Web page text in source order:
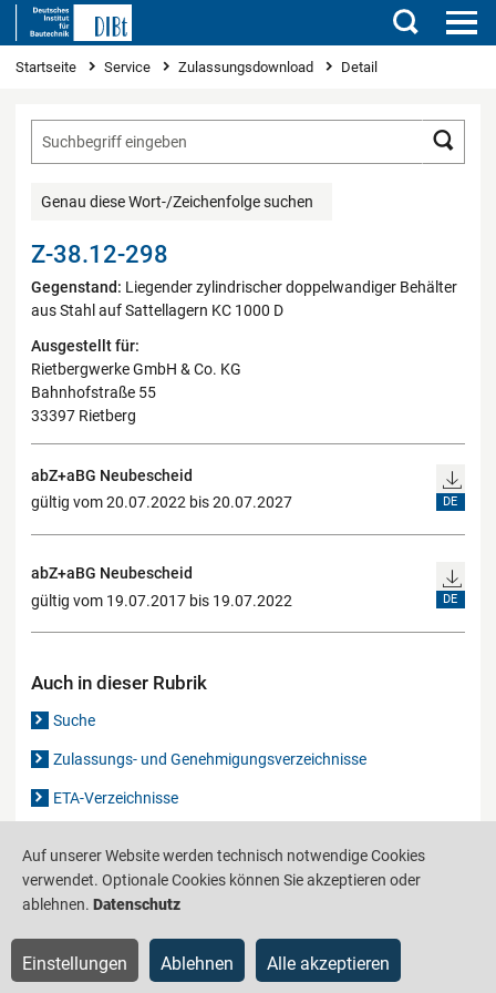
Suchen
Sie sind hier
Startseite Service Zulassungsdownload Detail
Genau diese Wort-/Zeichenfolge suchen
Z-38.12-298
Gegenstand: Liegender zylindrischer doppelwandiger Behälter
aus Stahl auf Sattellagern KC 1000 D
Ausgestellt für:
Rietbergwerke GmbH & Co. KG
Bahnhofstraße 55
33397 Rietberg
abZ+aBG Neubescheid
gültig vom 20.07.2022 bis 20.07.2027
DE
abZ+aBG Neubescheid
gültig vom 19.07.2017 bis 19.07.2022
DE
Auch in dieser Rubrik
Suche
Zulassungs- und Genehmigungsverzeichnisse
ETA-Verzeichnisse
Produktinformationsstelle für das Bauwesen
Barrierefreiheit Datenschutz Impressum Sitemap
Auf unserer Website werden technisch notwendige Cookies
verwendet. Optionale Cookies können Sie akzeptieren oder
ablehnen. Datenschutz
Einstellungen Ablehnen Alle akzeptieren